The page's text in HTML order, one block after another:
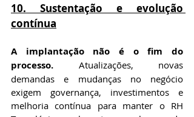
10. Sustentação e evolução
contínua
A implantação não é o fim do
processo. Atualizações, novas
demandas e mudanças no negócio
exigem governança, investimentos e
melhoria contínua para manter o RH